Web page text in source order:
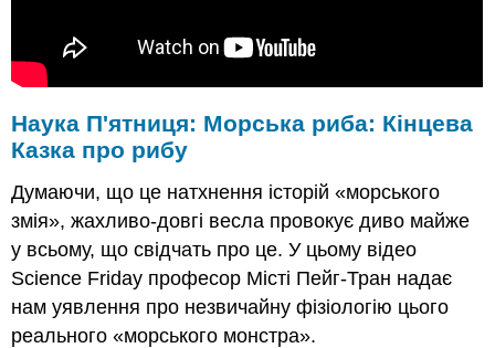
Наука П'ятниця: Морська риба: Кінцева
Казка про рибу
Думаючи, що це натхнення історій «морського
змія», жахливо-довгі весла провокує диво майже
у всьому, що свідчать про це. У цьому відео
Science Friday професор Місті Пейг-Тран надає
нам уявлення про незвичайну фізіологію цього
реального «морського монстра».